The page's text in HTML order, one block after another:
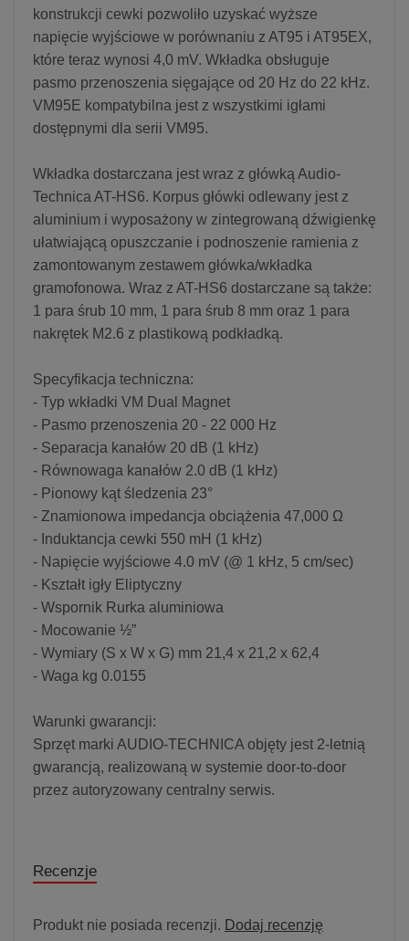
konstrukcji cewki pozwoliło uzyskać wyższe
napięcie wyjściowe w porównaniu z AT95 i AT95EX,
które teraz wynosi 4,0 mV. Wkładka obsługuje
pasmo przenoszenia sięgające od 20 Hz do 22 kHz.
VM95E kompatybilna jest z wszystkimi igłami
dostępnymi dla serii VM95.
Wkładka dostarczana jest wraz z główką Audio-
Technica AT-HS6. Korpus główki odlewany jest z
aluminium i wyposażony w zintegrowaną dźwigienkę
ułatwiającą opuszczanie i podnoszenie ramienia z
zamontowanym zestawem główka/wkładka
gramofonowa. Wraz z AT-HS6 dostarczane są także:
1 para śrub 10 mm, 1 para śrub 8 mm oraz 1 para
nakrętek M2.6 z plastikową podkładką.
Specyfikacja techniczna:
- Typ wkładki VM Dual Magnet
- Pasmo przenoszenia 20 - 22 000 Hz
- Separacja kanałów 20 dB (1 kHz)
- Równowaga kanałów 2.0 dB (1 kHz)
- Pionowy kąt śledzenia 23°
- Znamionowa impedancja obciążenia 47,000 Ω
- Induktancja cewki 550 mH (1 kHz)
- Napięcie wyjściowe 4.0 mV (@ 1 kHz, 5 cm/sec)
- Kształt igły Eliptyczny
- Wspornik Rurka aluminiowa
- Mocowanie ½”
- Wymiary (S x W x G) mm 21,4 x 21,2 x 62,4
- Waga kg 0.0155
Warunki gwarancji:
Sprzęt marki AUDIO-TECHNICA objęty jest 2-letnią
gwarancją, realizowaną w systemie door-to-door
przez autoryzowany centralny serwis.
Recenzje
Produkt nie posiada recenzji. Dodaj recenzję